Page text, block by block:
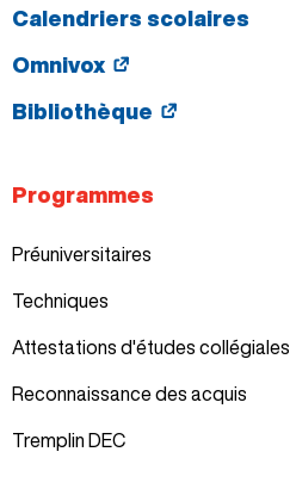
Calendriers scolaires
Omnivox
Bibliothèque
Programmes
Préuniversitaires
Techniques
Attestations d'études collégiales
Reconnaissance des acquis
Tremplin DEC